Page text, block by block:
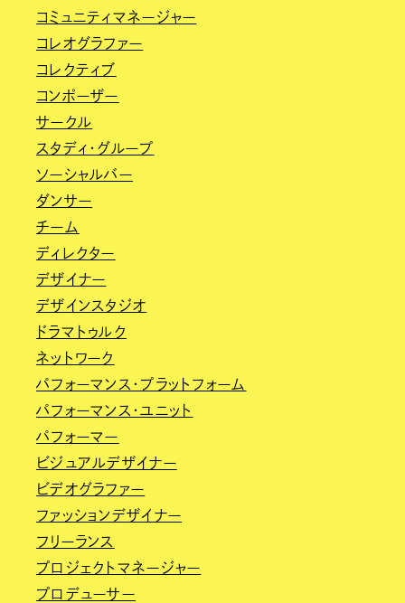
コミュニティマネージャー
コレオグラファー
コレクティブ
コンポーザー
サークル
スタディ・グループ
ソーシャルバー
ダンサー
チーム
ディレクター
デザイナー
デザインスタジオ
ドラマトゥルク
ネットワーク
パフォーマンス・プラットフォーム
パフォーマンス・ユニット
パフォーマー
ビジュアルデザイナー
ビデオグラファー
ファッションデザイナー
フリーランス
プロジェクトマネージャー
プロデューサー